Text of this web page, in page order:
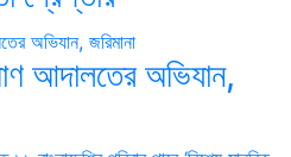
আদালতের অভিযান,